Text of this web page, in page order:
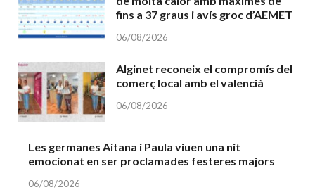
fins a 37 graus i avís groc d’AEMET
06/08/2026
Alginet reconeix el compromís del
comerç local amb el valencià
06/08/2026
Les germanes Aitana i Paula viuen una nit
emocionat en ser proclamades festeres majors
06/08/2026